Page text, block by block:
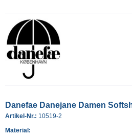
Danefae Danejane Damen
Artikel-Nr.: 10519-2
Material: